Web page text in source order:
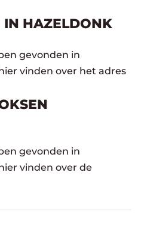
IN HAZELDONK
gevonden in
vinden over het adres
gevonden in
vinden over de